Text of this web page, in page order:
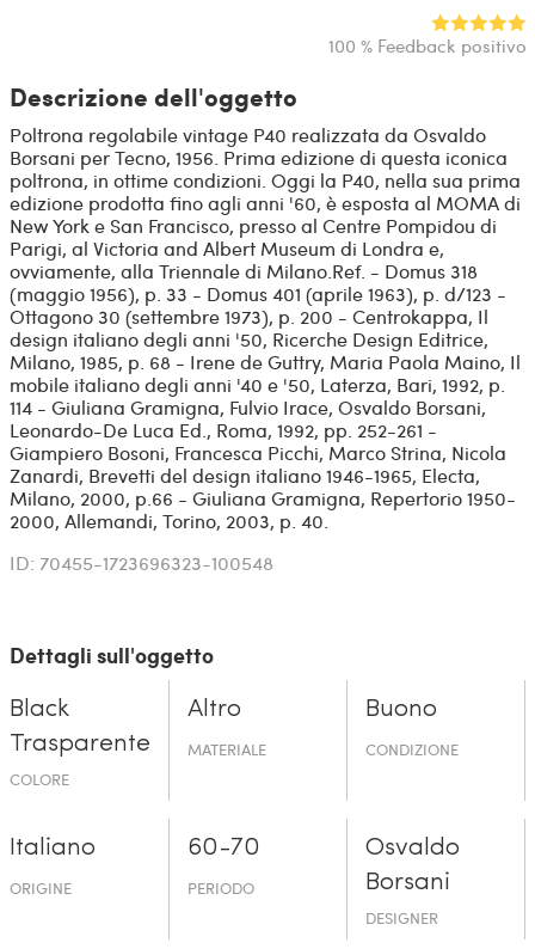
100 % Feedback positivo
Descrizione dell'oggetto
Poltrona regolabile vintage P40 realizzata da Osvaldo
Borsani per Tecno, 1956. Prima edizione di questa iconica
poltrona, in ottime condizioni. Oggi la P40, nella sua prima
edizione prodotta fino agli anni '60, è esposta al MOMA di
New York e San Francisco, presso al Centre Pompidou di
Parigi, al Victoria and Albert Museum di Londra e,
ovviamente, alla Triennale di Milano.Ref. - Domus 318
(maggio 1956), p. 33 - Domus 401 (aprile 1963), p. d/123 -
Ottagono 30 (settembre 1973), p. 200 - Centrokappa, Il
design italiano degli anni '50, Ricerche Design Editrice,
Milano, 1985, p. 68 - Irene de Guttry, Maria Paola Maino, Il
mobile italiano degli anni '40 e '50, Laterza, Bari, 1992, p.
114 - Giuliana Gramigna, Fulvio Irace, Osvaldo Borsani,
Leonardo-De Luca Ed., Roma, 1992, pp. 252-261 -
Giampiero Bosoni, Francesca Picchi, Marco Strina, Nicola
Zanardi, Brevetti del design italiano 1946-1965, Electa,
Milano, 2000, p.66 - Giuliana Gramigna, Repertorio 1950-
2000, Allemandi, Torino, 2003, p. 40.
ID: 70455-1723696323-100548
Dettagli sull'oggetto
Black
Trasparente
COLORE
Altro
MATERIALE
Buono
CONDIZIONE
Italiano
ORIGINE
60-70
PERIODO
Osvaldo
Borsani
DESIGNER